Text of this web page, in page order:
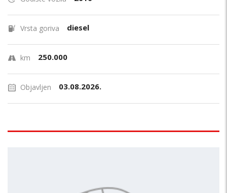
Vrsta goriva diesel
km 250.000
Objavljen 03.08.2026.